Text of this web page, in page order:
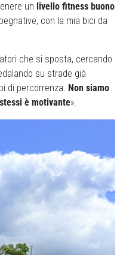
un livello fitness buono
con la mia bici da
che si sposta, cercando
su strade già
di percorrenza. Non siamo
è motivante».